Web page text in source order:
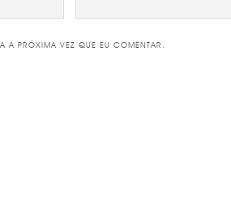
A PRÓXIMA VEZ QUE EU COMENTAR.